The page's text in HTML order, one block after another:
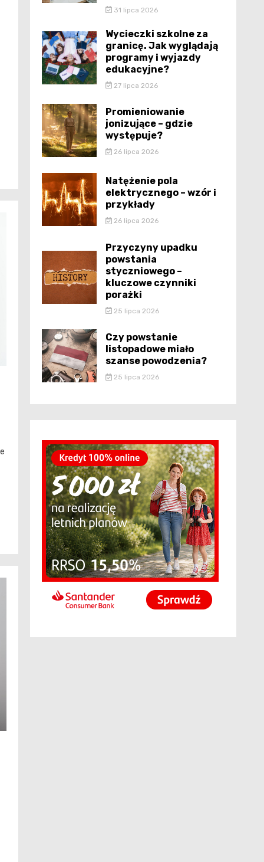
31 lipca 2026
Wycieczki szkolne za
granicę. Jak wyglądają
programy i wyjazdy
edukacyjne?
27 lipca 2026
Promieniowanie
jonizujące – gdzie
występuje?
26 lipca 2026
Natężenie pola
elektrycznego – wzór i
przykłady
26 lipca 2026
Przyczyny upadku
powstania
styczniowego –
kluczowe czynniki
porażki
25 lipca 2026
Czy powstanie
listopadowe miało
szanse powodzenia?
25 lipca 2026